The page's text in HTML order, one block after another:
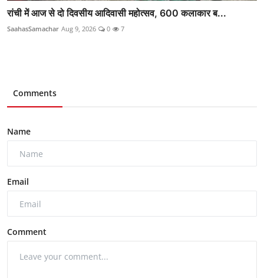
रांची में आज से दो दिवसीय आदिवासी महोत्सव, 600 कलाकार ब...
SaahasSamachar Aug 9, 2026 0 7
Comments
Name
Email
Comment